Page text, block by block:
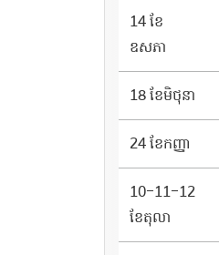
14 ខែ
ឧសភា
18 ខែមិថុនា
24 ខែកញ្ញា
10-11-12
ខែតុលា